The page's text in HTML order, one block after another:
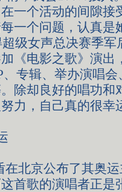
一个活动的间隙接
一个问题，认真是
级女声总决赛季军
《电影之歌》演出
、专辑、举办演唱
除却良好的唱功和
力，自己真的很幸
在北京公布了其奥
首歌的演唱者正是